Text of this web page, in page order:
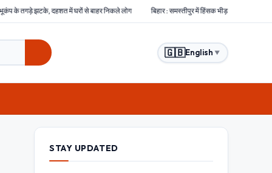
बाहर निकले लोग बिहार : समस्तीपुर में हिंसक भीड़ ने चोरों को बेरहमी से पीटा, एक चोर की मौत दो
🇬🇧English ▼
STAY UPDATED